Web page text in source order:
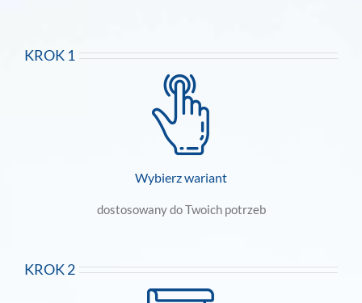
KROK 1
Wybierz wariant
dostosowany do Twoich potrzeb
KROK 2